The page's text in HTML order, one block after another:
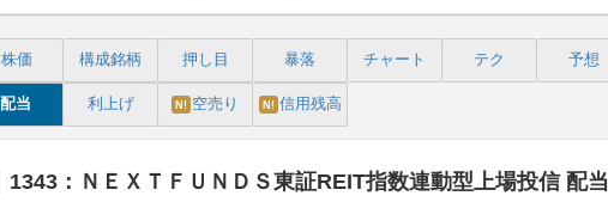
株価 構成銘柄 押し目 暴落 チャート テク 予想
配当 利上げ N! 空売り N! 信用残高
1343：ＮＥＸＴＦＵＮＤＳ東証REIT指数連動型上場投信 配当